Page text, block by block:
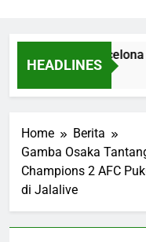
HEADLINES
Jalalive Barcelona vs
Home
Berita
Gamba Osaka
Champions 2 AFC
di Jalalive